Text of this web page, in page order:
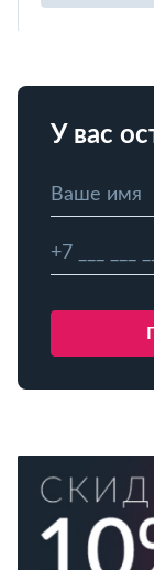
У вас